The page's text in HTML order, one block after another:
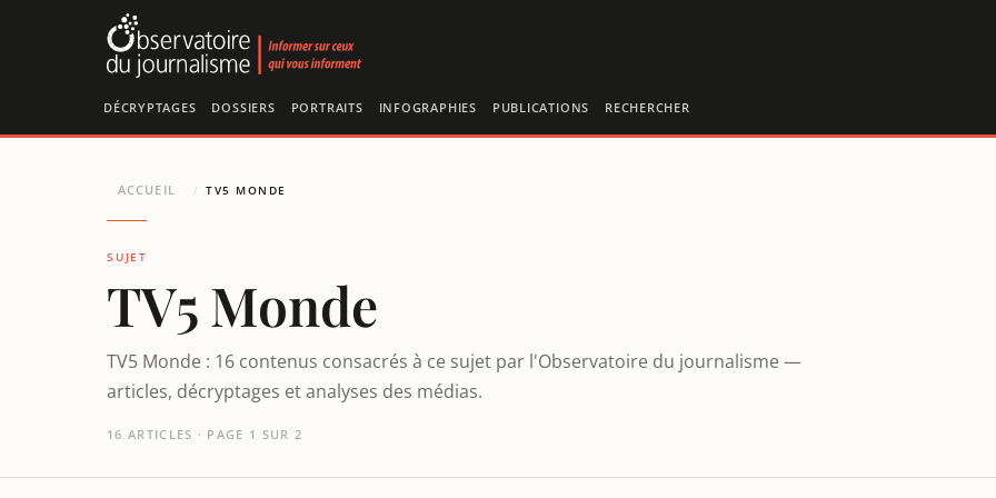
DÉCRYPTAGES DOSSIERS PORTRAITS INFOGRAPHIES PUBLICATIONS RECHERCHER
ACCUEIL / TV5 MONDE
SUJET
TV5 Monde
TV5 Monde : 16 contenus consacrés à ce sujet par l'Observatoire du journalisme —
articles, décryptages et analyses des médias.
16 ARTICLES · PAGE 1 SUR 2
Panneau de gestion des cookies